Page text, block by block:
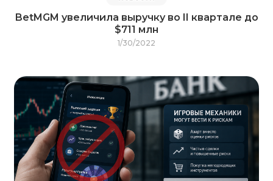
BetMGM увеличила выручку во II квартале до
$711 млн
1/30/2022